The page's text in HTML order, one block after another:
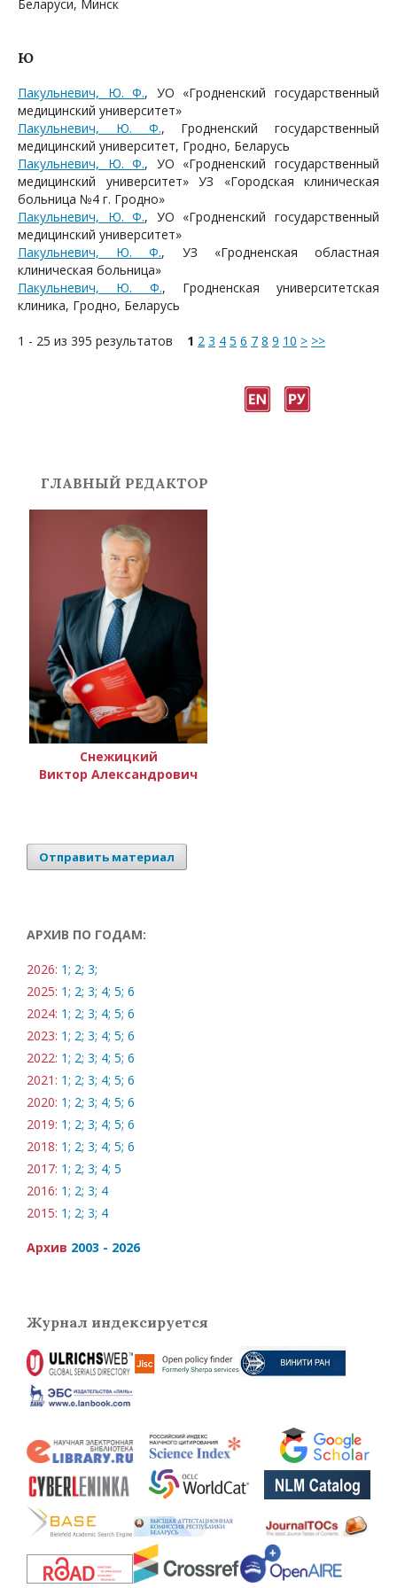
Беларуси, Минск
Ю
Пакульневич, Ю. Ф., УО «Гродненский государственный
медицинский университет»
Пакульневич, Ю. Ф., Гродненский государственный
медицинский университет, Гродно, Беларусь
Пакульневич, Ю. Ф., УО «Гродненский государственный
медицинский университет» УЗ «Городская клиническая
больница №4 г. Гродно»
Пакульневич, Ю. Ф., УО «Гродненский государственный
медицинский университет»
Пакульневич, Ю. Ф., УЗ «Гродненская областная
клиническая больница»
Пакульневич, Ю. Ф., Гродненская университетская
клиника, Гродно, Беларусь
1 - 25 из 395 результатов 1 2 3 4 5 6 7 8 9 10 > >>
ГЛАВНЫЙ РЕДАКТОР
Снежицкий
Виктор Александрович
Отправить материал
АРХИВ ПО ГОДАМ:
2026: 1; 2; 3;
2025: 1; 2; 3; 4; 5; 6
2024: 1; 2; 3; 4; 5; 6
2023: 1; 2; 3; 4; 5; 6
2022: 1; 2; 3; 4; 5; 6
2021: 1; 2; 3; 4; 5; 6
2020: 1; 2; 3; 4; 5; 6
2019: 1; 2; 3; 4; 5; 6
2018: 1; 2; 3; 4; 5; 6
2017: 1; 2; 3; 4; 5
2016: 1; 2; 3; 4
2015: 1; 2; 3; 4
Архив 2003 - 2026
Журнал индексируется